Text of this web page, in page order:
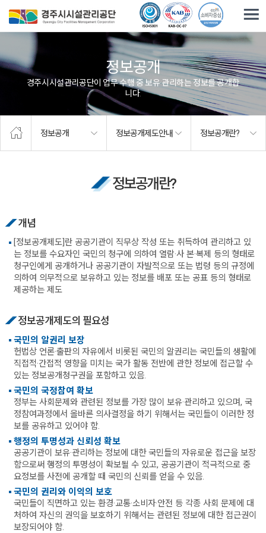
정보공개
경주시시설관리공단이 업무 수행 중 보유·관리하는 정보를 공개합
니다.
정보공개 정보공개제도안내 정보공개란?
정보공개란?
개념
[정보공개제도]란 공공기관이 직무상 작성 또는 취득하여 관리하고 있
는 정보를 수요자인 국민의 청구에 의하여 열람·사 본·복제 등의 형태로
청구인에게 공개하거나 공공기관이 자발적으로 또는 법령 등의 규정에
의하여 의무적으로 보유하고 있는 정보를 배포 또는 공표 등의 형태로
제공하는 제도
정보공개제도의 필요성
국민의 알권리 보장
헌법상 언론·출판의 자유에서 비롯된 국민의 알권리는 국민들의 생활에
직접적·간접적 영향을 미치는 국가 활동 전반에 관한 정보에 접근할 수
있는 정보공개청구권을 포함하고 있음.
국민의 국정참여 확보
정부는 사회문제와 관련된 정보를 가장 많이 보유·관리하고 있으며, 국
정참여과정에서 올바른 의사결정을 하기 위해서는 국민들이 이러한 정
보를 공유하고 있어야 함.
행정의 투명성과 신뢰성 확보
공공기관이 보유·관리하는 정보에 대한 국민들의 자유로운 접근을 보장
함으로써 행정의 투명성이 확보될 수 있고, 공공기관이 적극적으로 중
요정보를 사전에 공개할 때 국민의 신뢰를 얻을 수 있음.
국민의 권리와 이익의 보호
국민들이 직면하고 있는 환경·교통·소비자·안전 등 각종 사회 문제에 대
처하여 자신의 권익을 보호하기 위해서는 관련된 정보에 대한 접근권이
보장되어야 함.